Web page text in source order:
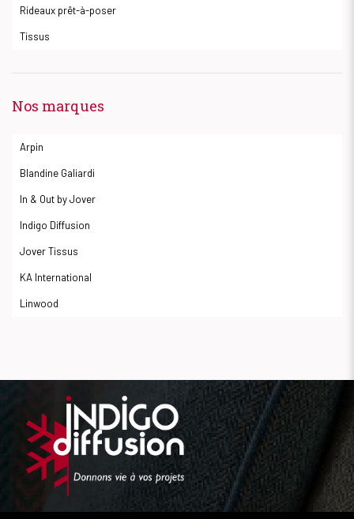
Rideaux prêt-à-poser
Tissus
Nos marques
Arpin
Blandine Galiardi
In & Out by Jover
Indigo Diffusion
Jover Tissus
KA International
Linwood